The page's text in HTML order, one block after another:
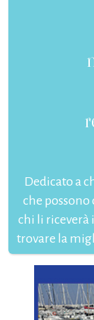
Dedicato a
che possono
chi li riceverà
trovare la